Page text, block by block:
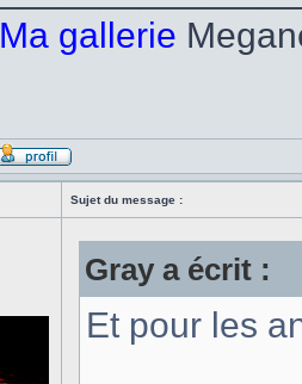
Ma gallerie
Sujet du message :
Gray a écrit :
Et pour les